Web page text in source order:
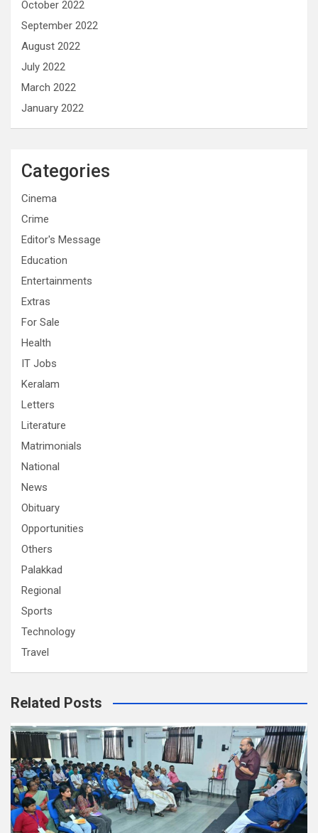
October 2022
September 2022
August 2022
July 2022
March 2022
January 2022
Categories
Cinema
Crime
Editor's Message
Education
Entertainments
Extras
For Sale
Health
IT Jobs
Keralam
Letters
Literature
Matrimonials
National
News
Obituary
Opportunities
Others
Palakkad
Regional
Sports
Technology
Travel
Related Posts